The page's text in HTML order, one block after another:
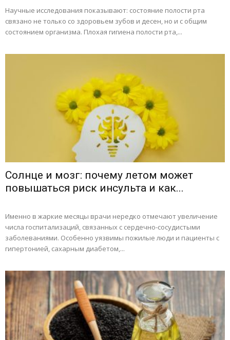
Научные исследования показывают: состояние полости рта
связано не только со здоровьем зубов и десен, но и с общим
состоянием организма. Плохая гигиена полости рта,...
Солнце и мозг: почему летом может
повышаться риск инсульта и как...
Именно в жаркие месяцы врачи нередко отмечают увеличение
числа госпитализаций, связанных с сердечно-сосудистыми
заболеваниями. Особенно уязвимы пожилые люди и пациенты с
гипертонией, сахарным диабетом,...